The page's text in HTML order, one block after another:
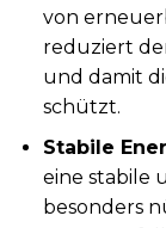
von
reduziert
und damit
schützt.
Stabile
eine stabile
besonders